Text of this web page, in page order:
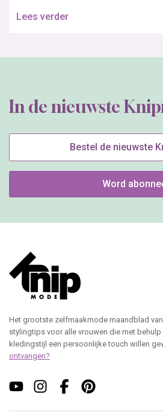
Lees verder
In de nieuwste
Bestel de nieuwste
Word
Het grootste zelfmaakmode maandblad
stylingtips voor alle vrouwen die met behulp
kledingstijl een persoonlijke touch willen
ontvangen?